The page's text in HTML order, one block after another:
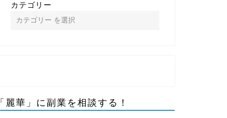
カテゴリー
「麗華」に副業を相談する！